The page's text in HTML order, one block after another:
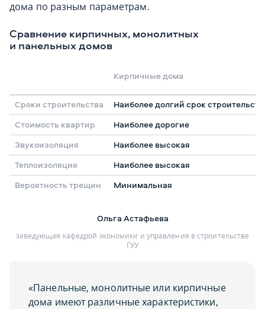
дома по разным параметрам.
Сравнение кирпичных, монолитных
и панельных домов
Кирпичные дома
Сроки строительства
Наиболее долгий срок
Стоимость квартир
Наиболее дорогие
Звукоизоляция
Наиболее высокая
Теплоизоляция
Наиболее высокая
Вероятность трещин
Минимальная
Ольга Астафьева
заведующая кафедрой экономики и управления в строительстве
ГУУ
«Панельные, монолитные или кирпичные
дома имеют различные характеристики,